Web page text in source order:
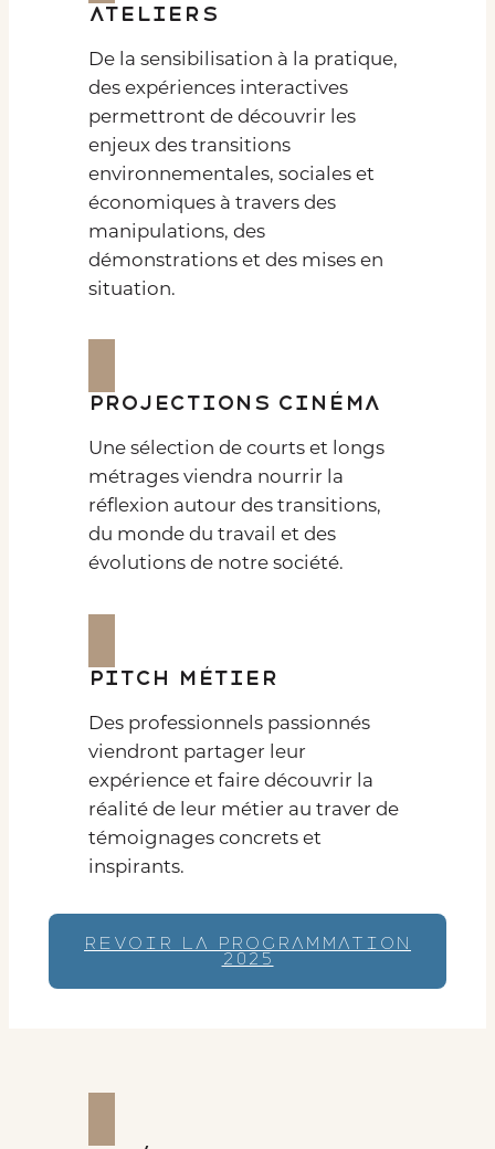
Ateliers
De la sensibilisation à la pratique,
des expériences interactives
permettront de découvrir les
enjeux des transitions
environnementales, sociales et
économiques à travers des
manipulations, des
démonstrations et des mises en
situation.
Projections cinéma
Une sélection de courts et longs
métrages viendra nourrir la
réflexion autour des transitions,
du monde du travail et des
évolutions de notre société.
Pitch métier
Des professionnels passionnés
viendront partager leur
expérience et faire découvrir la
réalité de leur métier au traver de
témoignages concrets et
inspirants.
REVOIR LA PROGRAMMATION
2025